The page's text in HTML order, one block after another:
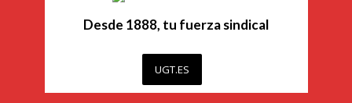
Desde 1888, tu fuerza sindical
UGT.ES